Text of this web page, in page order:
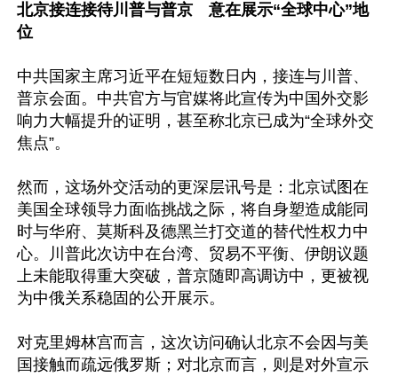
北京接连接待川普与普京　意在展示“全球中心”地
位
中共国家主席习近平在短短数日内，接连与川普、
普京会面。中共官方与官媒将此宣传为中国外交影
响力大幅提升的证明，甚至称北京已成为“全球外交
焦点”。
然而，这场外交活动的更深层讯号是：北京试图在
美国全球领导力面临挑战之际，将自身塑造成能同
时与华府、莫斯科及德黑兰打交道的替代性权力中
心。川普此次访中在台湾、贸易不平衡、伊朗议题
上未能取得重大突破，普京随即高调访中，更被视
为中俄关系稳固的公开展示。
对克里姆林宫而言，这次访问确认北京不会因与美
国接触而疏远俄罗斯；对北京而言，则是对外宣示